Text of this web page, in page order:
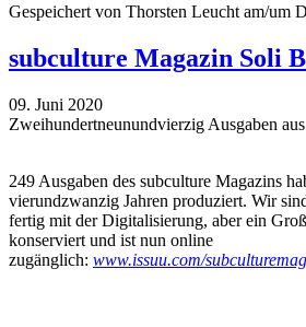
Gespeichert von Thorsten Leucht am/um
subculture Magazin Soli
09. Juni 2020
Zweihundertneunundvierzig Ausgaben
249 Ausgaben des subculture Magazins
vierundzwanzig Jahren produziert. Wir
fertig mit der Digitalisierung, aber ein
konserviert und ist nun online
zugänglich: www.issuu.com/